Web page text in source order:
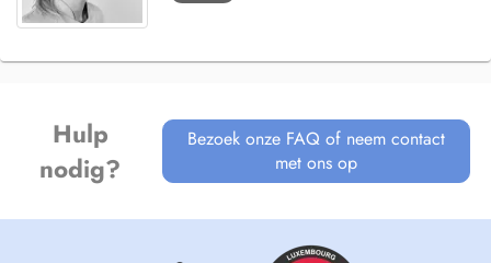
Hulp
nodig?
Bezoek onze FAQ of neem contact
met ons op